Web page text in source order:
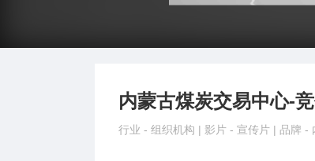
内蒙古煤炭交易中心-
行业 - 组织机构 | 影片 - 宣传片 | 品牌 -